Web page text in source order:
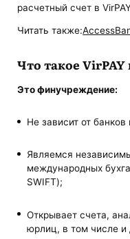
расчетный счет в
Читать также:
Что такое VirPAY
Это финучреждение:
Не зависит от банков
Являемся
международных
SWIFT);
Открывает счета,
юрлиц, в том числе и